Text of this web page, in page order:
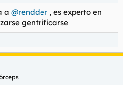
a @rendder , es experto en
gentrificarse